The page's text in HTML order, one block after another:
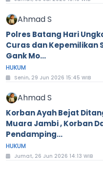
Ahmad S
Polres Batang Hari
Curas dan Kepemilikan
Gank Mo...
HUKUM
Senin, 29 Jun 2026 15:45 WIB
Ahmad S
Korban Ayah Bejat
Muara Jambi , Korban
Pendamping...
HUKUM
Jumat, 26 Jun 2026 14:13 WIB